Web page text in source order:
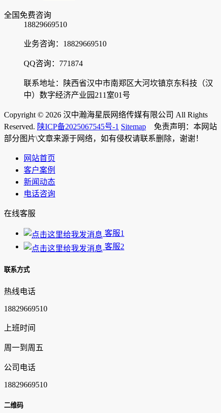
全国免费咨询
18829669510
业务咨询：18829669510
QQ咨询：771874
联系地址：陕西省汉中市南郑区大河坎镇京东科技（汉
中）数字经济产业园211室01号
Copyright © 2026 汉中瀚海星辰网络传媒有限公司 All Rights
Reserved. 陕ICP备2025067545号-1 Sitemap 免责声明：本网站
部分图片\文章来源于网络，如有侵权请联系删除，谢谢！
网站首页
客户案例
新闻动态
电话咨询
在线客服
客服1
客服2
联系方式
热线电话
18829669510
上班时间
周一到周五
公司电话
18829669510
二维码